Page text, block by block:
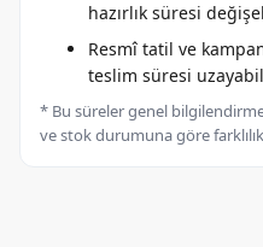
hazırlık süresi
Resmî tatil ve
teslim süresi
* Bu süreler genel
ve stok durumuna göre